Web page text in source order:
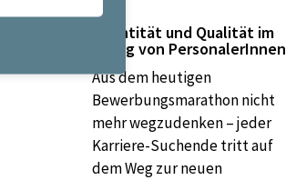
Quantität und Qualität im
Alltag von PersonalerInnen
Aus dem heutigen
Bewerbungsmarathon nicht
mehr wegzudenken – jeder
Karriere-Suchende tritt auf
dem Weg zur neuen